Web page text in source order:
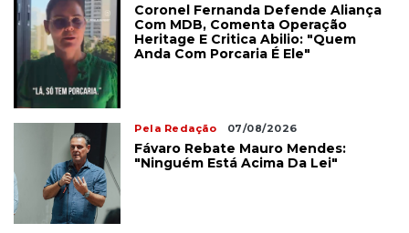
Coronel Fernanda Defende Aliança
Com MDB, Comenta Operação
Heritage E Critica Abilio: "Quem
Anda Com Porcaria É Ele"
Pela Redação 07/08/2026
Fávaro Rebate Mauro Mendes:
"Ninguém Está Acima Da Lei"